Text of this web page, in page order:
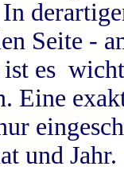
Seite -
es
Eine
und Jahr.